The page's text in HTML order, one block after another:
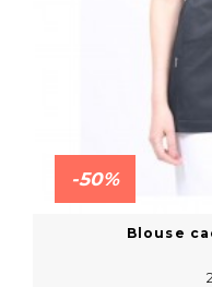
-50%
Blouse